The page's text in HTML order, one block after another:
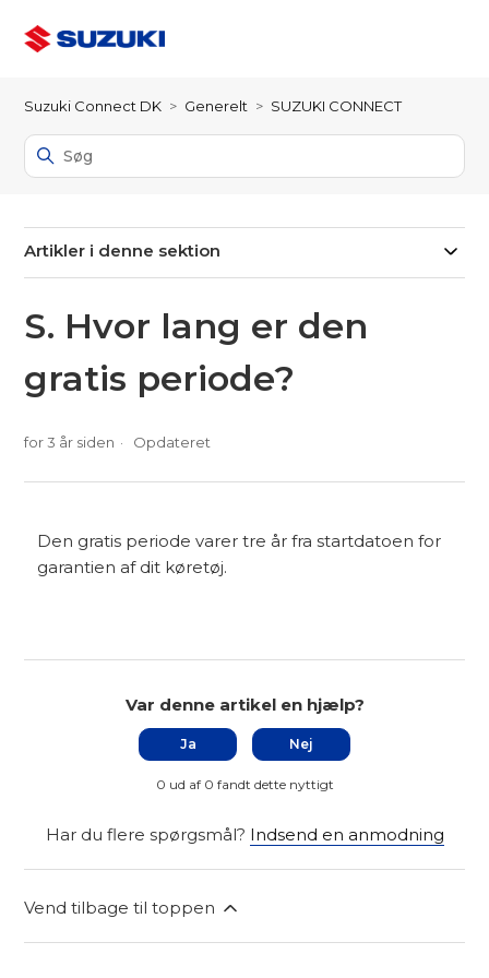
Suzuki Connect DK Generelt SUZUKI CONNECT
Artikler i denne sektion
S. Hvor lang er den
gratis periode?
for 3 år siden Opdateret
Den gratis periode varer tre år fra startdatoen for
garantien af dit køretøj.
Var denne artikel en hjælp?
Ja Nej
0 ud af 0 fandt dette nyttigt
Har du flere spørgsmål? Indsend en anmodning
Vend tilbage til toppen